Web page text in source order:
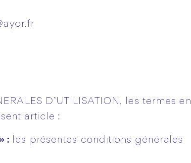
D’UTILISATION, les termes en
article :
: les présentes conditions générales